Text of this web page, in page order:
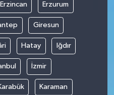
Erzincan Erzurum
Giresun
Hatay Iğdır
İzmir
Karaman